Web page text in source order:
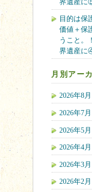
目的は保
価値＋保
うこと
界遺産に
月別アー
2026年8月
2026年7月
2026年5月
2026年4月
2026年3月
2026年2月